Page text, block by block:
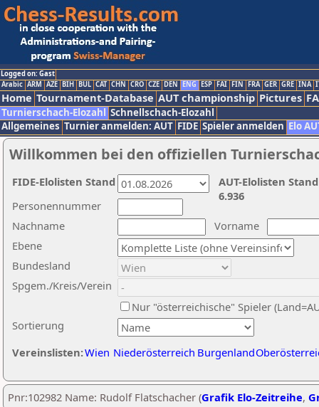
Logged on: Gast
Arabic ARM AZE BIH BUL CAT CHN CRO CZE DEN ENG ESP FAI FIN FRA GER GRE INA
Home Tournament-Database AUT championship Pictures
Turnierschach-Elozahl Schnellschach-Elozahl
Allgemeines Turnier anmelden: AUT FIDE Spieler anmelden Elo
Willkommen bei den offiziellen
Nachname
Vorname
Ebene
Sortierung
Personennummer
Bundesland
Spgem./Kreis/Verein
Nur "österreichische" Spieler
Vereinslisten:Wien Niederösterreich Burgenland
AUT-Elolisten
6.936
FIDE-Elolisten Stand
Pnr:102982 Name: Rudolf Flatschacher (Grafik Elo-Zeitreihe,